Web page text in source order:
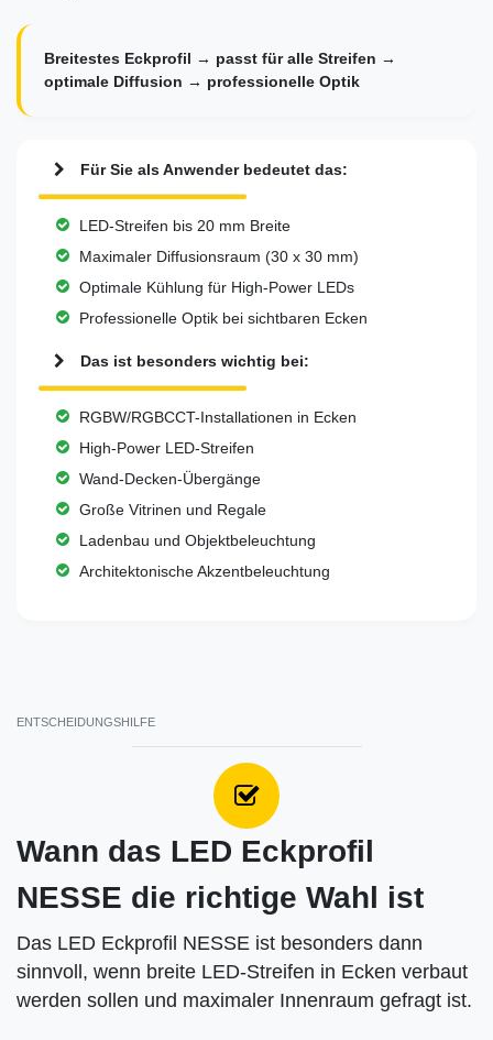
Breitestes Eckprofil → passt für alle Streifen →
optimale Diffusion → professionelle Optik
Für Sie als Anwender bedeutet das:
LED-Streifen bis 20 mm Breite
Maximaler Diffusionsraum (30 x 30 mm)
Optimale Kühlung für High-Power LEDs
Professionelle Optik bei sichtbaren Ecken
Das ist besonders wichtig bei:
RGBW/RGBCCT-Installationen in Ecken
High-Power LED-Streifen
Wand-Decken-Übergänge
Große Vitrinen und Regale
Ladenbau und Objektbeleuchtung
Architektonische Akzentbeleuchtung
ENTSCHEIDUNGSHILFE
Wann das LED Eckprofil
NESSE die richtige Wahl ist
Das LED Eckprofil NESSE ist besonders dann
sinnvoll, wenn breite LED-Streifen in Ecken verbaut
werden sollen und maximaler Innenraum gefragt ist.